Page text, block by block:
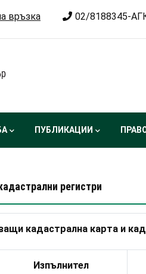
връзка 02/8188345-
ПУБЛИКАЦИИ
регистри
кадастрална карта и
Изпълнител